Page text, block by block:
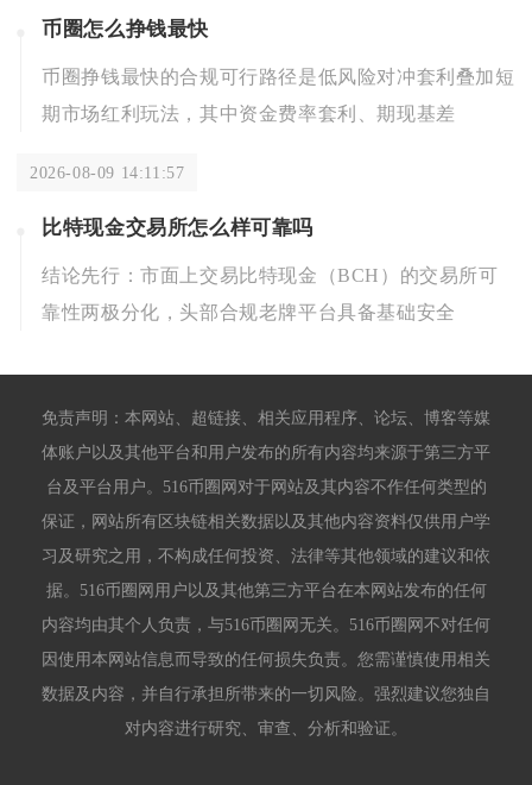
币圈怎么挣钱最快
币圈挣钱最快的合规可行路径是低风险对冲套利叠加短
期市场红利玩法，其中资金费率套利、期现基差
2026-08-09 14:11:57
比特现金交易所怎么样可靠吗
结论先行：市面上交易比特现金（BCH）的交易所可
靠性两极分化，头部合规老牌平台具备基础安全
免责声明：本网站、超链接、相关应用程序、论坛、博客等媒
体账户以及其他平台和用户发布的所有内容均来源于第三方平
台及平台用户。516币圈网对于网站及其内容不作任何类型的
保证，网站所有区块链相关数据以及其他内容资料仅供用户学
习及研究之用，不构成任何投资、法律等其他领域的建议和依
据。516币圈网用户以及其他第三方平台在本网站发布的任何
内容均由其个人负责，与516币圈网无关。516币圈网不对任何
因使用本网站信息而导致的任何损失负责。您需谨慎使用相关
数据及内容，并自行承担所带来的一切风险。强烈建议您独自
对内容进行研究、审查、分析和验证。